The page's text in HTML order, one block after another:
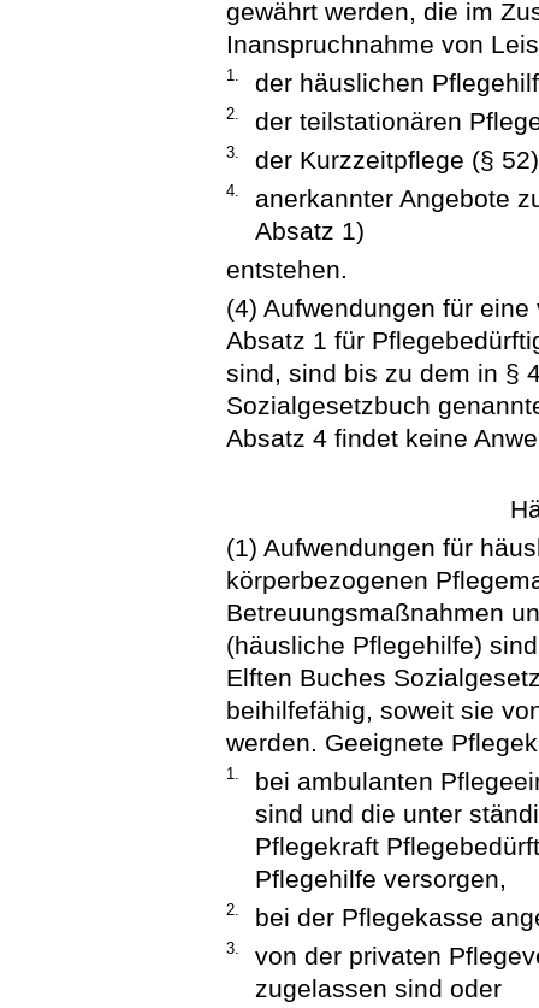
gewährt werden, die im
Inanspruchnahme von
1. der häuslichen
2. der teilstationären
3. der Kurzzeitpflege (§
4.
anerkannter Angebote
Absatz 1)
entstehen.
(4) Aufwendungen für
Absatz 1 für
sind, sind bis zu dem in §
Sozialgesetzbuch
Absatz 4 findet keine
(1) Aufwendungen für
körperbezogenen
Betreuungsmaßnahmen
(häusliche Pflegehilfe)
Elften Buches
beihilfefähig, soweit sie
werden. Geeignete
1.
bei ambulanten
sind und die unter
Pflegekraft
Pflegehilfe versorgen,
2. bei der Pflegekasse
3.
von der privaten
zugelassen sind oder